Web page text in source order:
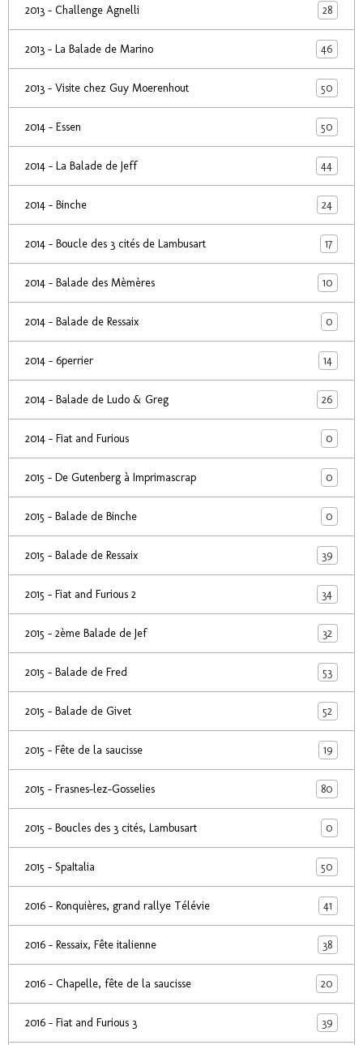
2013 - Challenge Agnelli 28
2013 - La Balade de Marino 46
2013 - Visite chez Guy Moerenhout 50
2014 - Essen 50
2014 - La Balade de Jeff 44
2014 - Binche 24
2014 - Boucle des 3 cités de Lambusart 17
2014 - Balade des Mèmères 10
2014 - Balade de Ressaix 0
2014 - 6perrier 14
2014 - Balade de Ludo & Greg 26
2014 - Fiat and Furious 0
2015 - De Gutenberg à Imprimascrap 0
2015 - Balade de Binche 0
2015 - Balade de Ressaix 39
2015 - Fiat and Furious 2 34
2015 - 2ème Balade de Jef 32
2015 - Balade de Fred 53
2015 - Balade de Givet 52
2015 - Fête de la saucisse 19
2015 - Frasnes-lez-Gosselies 80
2015 - Boucles des 3 cités, Lambusart 0
2015 - SpaItalia 50
2016 - Ronquières, grand rallye Télévie 41
2016 - Ressaix, Fête italienne 38
2016 - Chapelle, fête de la saucisse 20
2016 - Fiat and Furious 3 39